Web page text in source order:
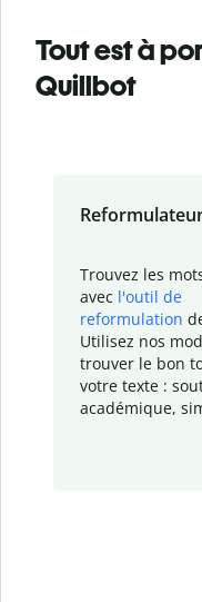
Tout est à
Quillbot
Trouvez les
avec l'outil de
reformulation
Utilisez nos
trouver le bon
votre texte :
académique,